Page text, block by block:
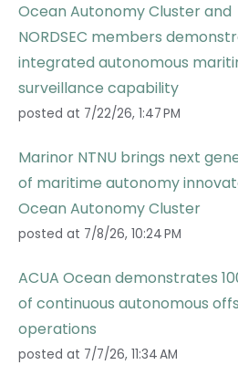
Ocean Autonomy Cluster and
NORDSEC members
integrated autonomous
surveillance capability
posted at 7/22/26, 1:47 PM
Marinor NTNU brings next
of maritime autonomy
Ocean Autonomy Cluster
posted at 7/8/26, 10:24 PM
ACUA Ocean demonstrates
of continuous autonomous
operations
posted at 7/7/26, 11:34 AM